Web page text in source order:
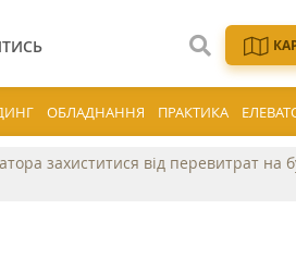
ОБЛАДНАННЯ ПРАКТИКА
захиститися від перевитрат на